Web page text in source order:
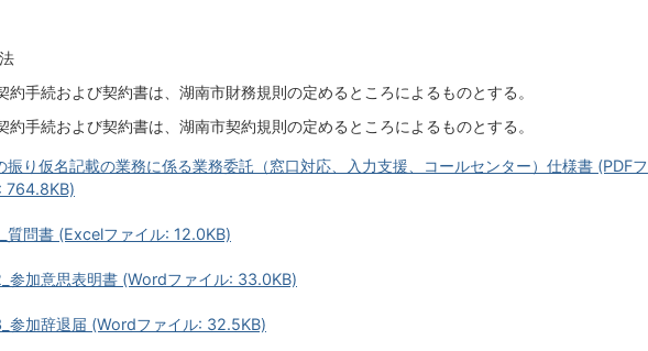
約手続および契約書は、湖南市財務規則の定めるところによるものとする。
約手続および契約書は、湖南市契約規則の定めるところによるものとする。
振り仮名記載の業務に係る業務委託（窓口対応、入力支援、コールセンター）仕様書 (PDFフ
764.8KB)
質問書 (Excelファイル: 12.0KB)
参加意思表明書 (Wordファイル: 33.0KB)
参加辞退届 (Wordファイル: 32.5KB)